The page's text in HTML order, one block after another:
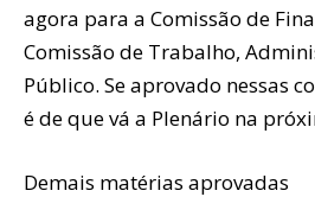
agora para a Comissão de
Comissão de Trabalho,
Público. Se aprovado nessas
é de que vá a Plenário na
Demais matérias aprovadas